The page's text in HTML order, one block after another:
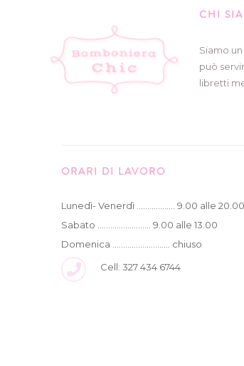
CHI
Siamo
può
libretti
ORARI DI LAVORO
Lunedì- Venerdì .................. 9.00 alle 20.00
Sabato ......................... 9.00 alle 13.00
Domenica ........................... chiuso
Cell: 327 434 6744